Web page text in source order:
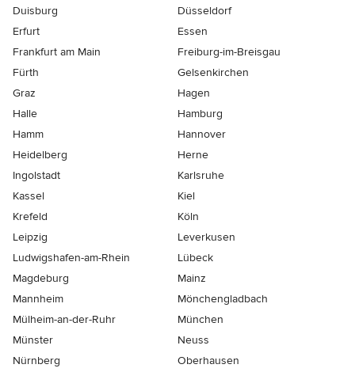
Duisburg
Düsseldorf
Erfurt
Essen
Frankfurt am Main
Freiburg-im-Breisgau
Fürth
Gelsenkirchen
Graz
Hagen
Halle
Hamburg
Hamm
Hannover
Heidelberg
Herne
Ingolstadt
Karlsruhe
Kassel
Kiel
Krefeld
Köln
Leipzig
Leverkusen
Ludwigshafen-am-Rhein
Lübeck
Magdeburg
Mainz
Mannheim
Mönchen­gladbach
Mülheim-an-der-Ruhr
München
Münster
Neuss
Nürnberg
Oberhausen